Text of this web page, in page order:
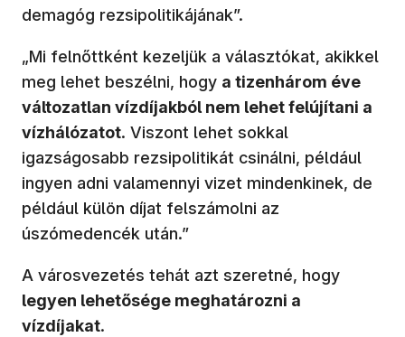
demagóg rezsipolitikájának”.
„Mi felnőttként kezeljük a választókat, akikkel
meg lehet beszélni, hogy a tizenhárom éve
változatlan vízdíjakból nem lehet felújítani a
vízhálózatot. Viszont lehet sokkal
igazságosabb rezsipolitikát csinálni, például
ingyen adni valamennyi vizet mindenkinek, de
például külön díjat felszámolni az
úszómedencék után.”
A városvezetés tehát azt szeretné, hogy
legyen lehetősége meghatározni a
vízdíjakat.